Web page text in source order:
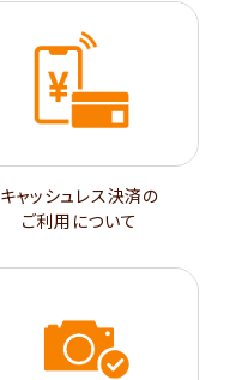
キャッシュレス決済の
ご利用について